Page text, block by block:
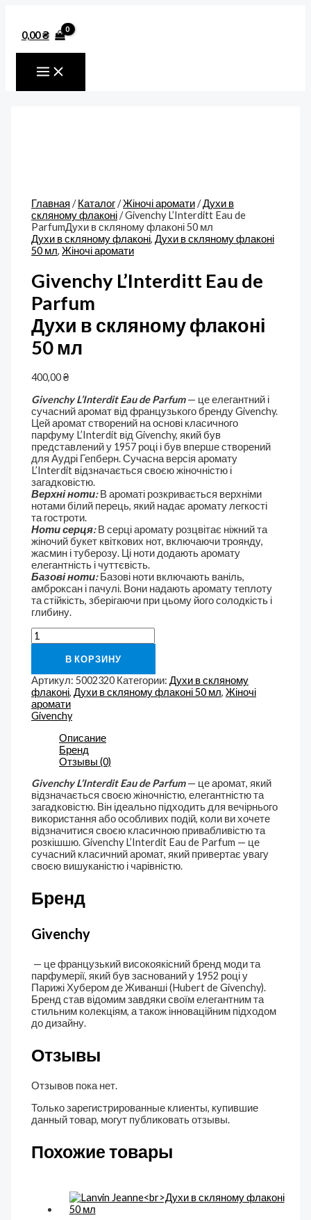
содержимому
0,00₴
Главная /Каталог/Жіночі аромати/Духи в
скляному флаконі/ Givenchy L’Interditt Eau de
ParfumДухи в скляному флаконі 50 мл
Духи в скляному флаконі,Духи в скляному флаконі
50 мл,Жіночі аромати
Givenchy L’Interditt Eau de
Parfum
Духи в скляному флаконі
50 мл
400,00₴
Givenchy L’Interdit Eau de Parfum— це елегантний і
сучасний аромат від французького бренду Givenchy.
Цей аромат створений на основі класичного
парфуму L’Interdit від Givenchy, який був
представлений у 1957 році і був вперше створений
для Аудрі Гепберн. Сучасна версія аромату
L’Interdit відзначається своєю жіночністю і
загадковістю.
Верхні ноти:В ароматі розкривається верхніми
нотами білий перець, який надає аромату легкості
та гостроти.
Ноти серця:В серці аромату розцвітає ніжний та
жіночий букет квіткових нот, включаючи троянду,
жасмин і туберозу. Ці ноти додають аромату
елегантність і чуттєвість.
Базові ноти:Базові ноти включають ваніль,
амброксан і пачулі. Вони надають аромату теплоту
та стійкість, зберігаючи при цьому його солодкість і
глибину.
Givenchy
L'Interditt
Eau
de
ParfumДухи
В КОРЗИНУ
Артикул:5002320 Категории:Духи в скляному
флаконі,Духи в скляному флаконі 50 мл,Жіночі
аромати
Givenchy
Описание
Бренд
Отзывы (0)
Givenchy L’Interdit Eau de Parfum— це аромат, який
відзначається своєю жіночністю, елегантністю та
загадковістю. Він ідеально підходить для вечірнього
використання або особливих подій, коли ви хочете
відзначитися своєю класичною привабливістю та
розкішшю. Givenchy L’Interdit Eau de Parfum — це
сучасний класичний аромат, який привертає увагу
своєю вишуканістю і чарівністю.
Бренд
Givenchy
— це французький високоякісний бренд моди та
парфумерії, який був заснований у 1952 році у
Парижі Хубером де Живанші (Hubert de Givenchy).
Бренд став відомим завдяки своїм елегантним та
стильним колекціям, а також інноваційним підходом
до дизайну.
Отзывы
Отзывов пока нет.
Только зарегистрированные клиенты, купившие
данный товар, могут публиковать отзывы.
Похожие товары